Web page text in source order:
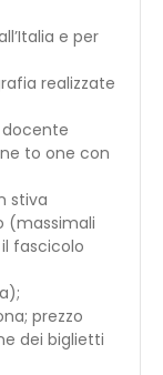
e per
realizzate
to one con
stiva
(massimali
fascicolo
prezzo
dei biglietti